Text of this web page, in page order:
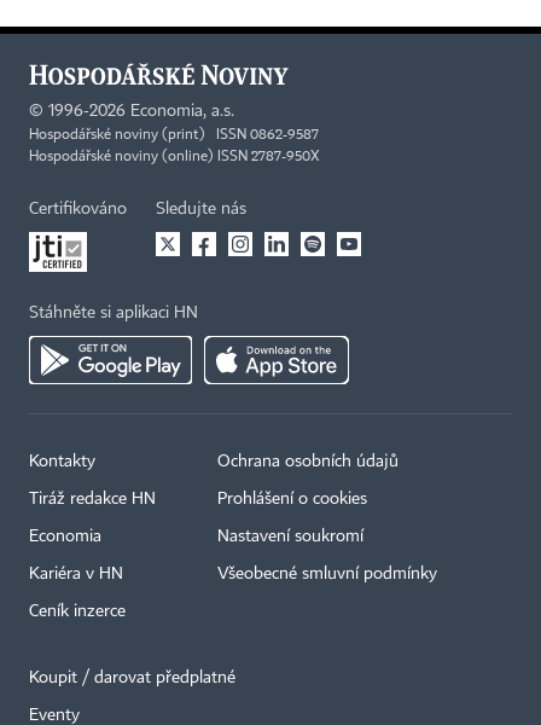
© 1996-2026 Economia, a.s.
Hospodářské noviny (print) ISSN 0862-9587
Hospodářské noviny (online) ISSN 2787-950X
Certifikováno Sledujte nás
Stáhněte si aplikaci HN
Kontakty
Tiráž redakce HN
Economia
Kariéra v HN
Ceník inzerce
Ochrana osobních údajů
Prohlášení o cookies
Nastavení soukromí
Všeobecné smluvní podmínky
Koupit / darovat předplatné
Eventy